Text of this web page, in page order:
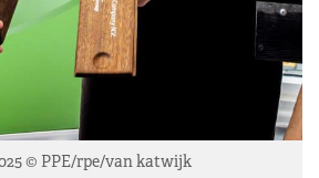
© PPE/rpe/van katwijk